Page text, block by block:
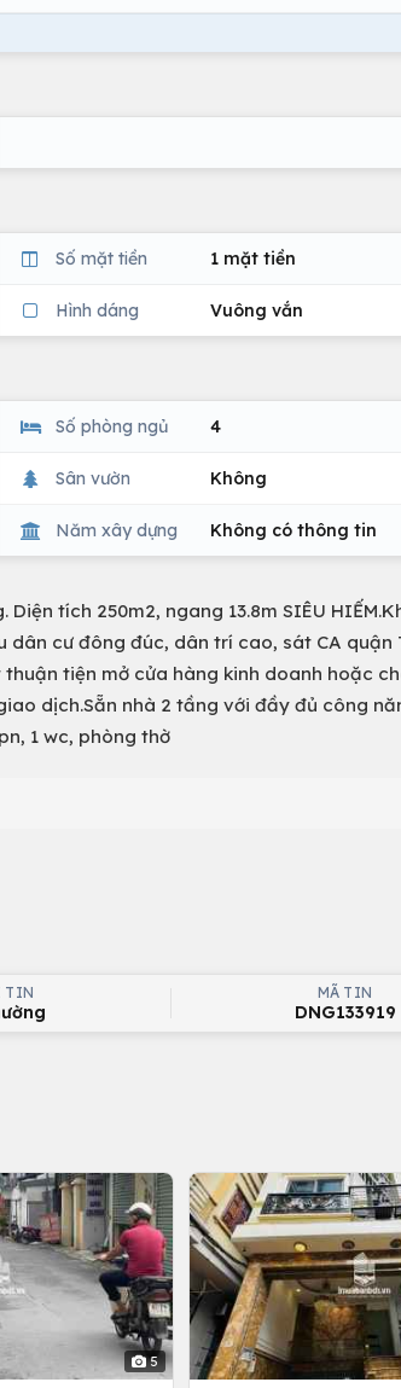
Số mặt tiền 1 mặt tiền
Hình dáng Vuông vắn
Số phòng ngủ 4
Sân vườn Không
Năm xây dựng Không có thông tin
tích 250m2, ngang 13.8m SIÊU
cư đông đúc, dân trí cao, sát CA quận
tiện mở cửa hàng kinh doanh hoặc
dịch.Sẵn nhà 2 tầng với đầy đủ công
1 wc, phòng thờ
TIN MÃ TIN
DNG133919
5